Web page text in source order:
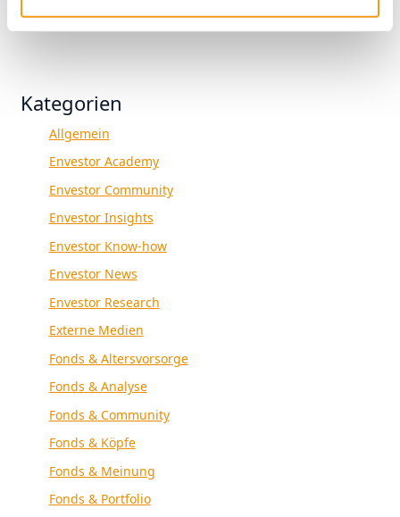
Kategorien
Allgemein
Envestor Academy
Envestor Community
Envestor Insights
Envestor Know-how
Envestor News
Envestor Research
Externe Medien
Fonds & Altersvorsorge
Fonds & Analyse
Fonds & Community
Fonds & Köpfe
Fonds & Meinung
Fonds & Portfolio